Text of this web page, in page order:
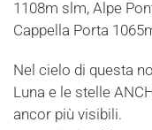
1108m slm, Alpe
Cappella Porta
Nel cielo di questa
Luna e le stelle
ancor più visibili.